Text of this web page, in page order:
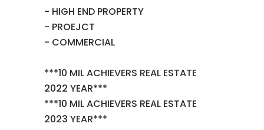
- HIGH END PROPERTY
- PROEJCT
- COMMERCIAL
***10 MIL ACHIEVERS REAL ESTATE
2022 YEAR***
***10 MIL ACHIEVERS REAL ESTATE
2023 YEAR***